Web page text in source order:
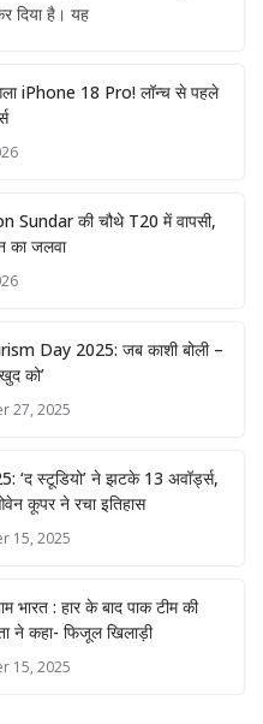
दिया है। यह
iPhone 18 Pro! लॉन्च से पहले
Sundar की चौथे T20 में वापसी,
का जलवा
Day 2025: जब काशी बोली –
को’
27, 2025
‘द स्टूडियो’ ने झटके 13 अवॉर्ड्स,
कूपर ने रचा इतिहास
15, 2025
भारत : हार के बाद पाक टीम की
ने कहा- फिजूल खिलाड़ी
15, 2025